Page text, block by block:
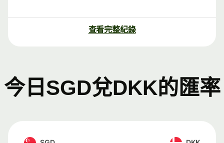
查看完整紀錄
今日SGD兌DKK的匯率